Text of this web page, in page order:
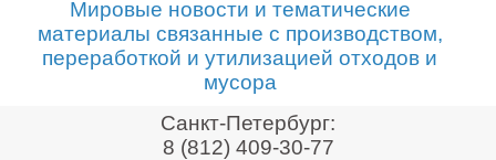
Дробильное оборудование
Компакторы, контейнеры
Реализованные проекты
Видео
Мировые новости и тематические
материалы связанные с производством,
переработкой и утилизацией отходов и
мусора
Санкт-Петербург:
8 (812) 409-30-77